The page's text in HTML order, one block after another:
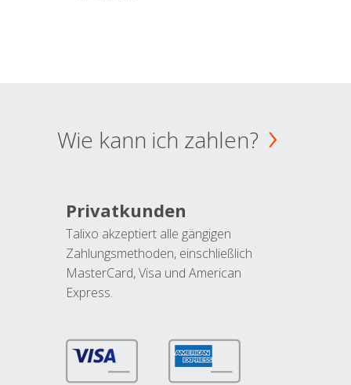
Wie kann ich zahlen?
Privatkunden
Talixo akzeptiert alle gängigen
Zahlungsmethoden, einschließlich
MasterCard, Visa und American
Express.